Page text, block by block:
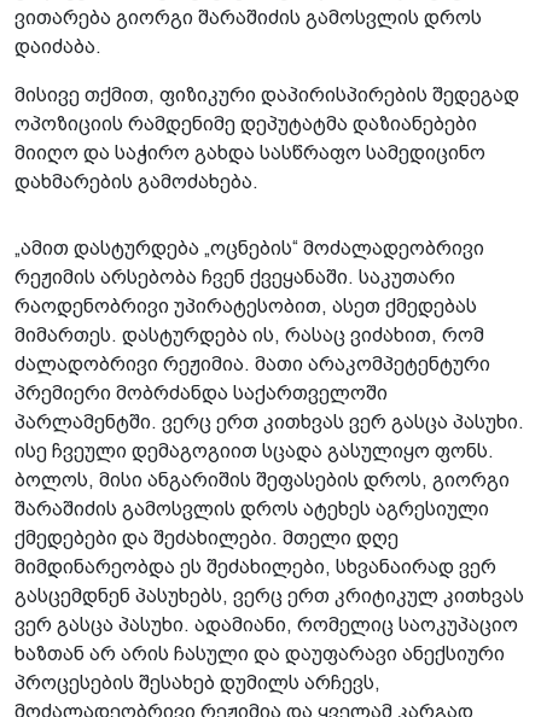
ვითარება გიორგი შარაშიძის გამოსვლის დროს
დაიძაბა.
მისივე თქმით, ფიზიკური დაპირისპირების შედეგად
ოპოზიციის რამდენიმე დეპუტატმა დაზიანებები
მიიღო და საჭირო გახდა სასწრაფო სამედიცინო
დახმარების გამოძახება.
„ამით დასტურდება „ოცნების“ მოძალადეობრივი
რეჟიმის არსებობა ჩვენ ქვეყანაში. საკუთარი
რაოდენობრივი უპირატესობით, ასეთ ქმედებას
მიმართეს. დასტურდება ის, რასაც ვიძახით, რომ
ძალადობრივი რეჟიმია. მათი არაკომპეტენტური
პრემიერი მობრძანდა საქართველოში
პარლამენტში. ვერც ერთ კითხვას ვერ გასცა პასუხი.
ისე ჩვეული დემაგოგიით სცადა გასულიყო ფონს.
ბოლოს, მისი ანგარიშის შეფასების დროს, გიორგი
შარაშიძის გამოსვლის დროს ატეხეს აგრესიული
ქმედებები და შეძახილები. მთელი დღე
მიმდინარეობდა ეს შეძახილები, სხვანაირად ვერ
გასცემდნენ პასუხებს, ვერც ერთ კრიტიკულ კითხვას
ვერ გასცა პასუხი. ადამიანი, რომელიც საოკუპაციო
ხაზთან არ არის ჩასული და დაუფარავი ანექსიური
პროცესების შესახებ დუმილს არჩევს,
მოძალადეობრივი რეჟიმია და ყველამ კარგად